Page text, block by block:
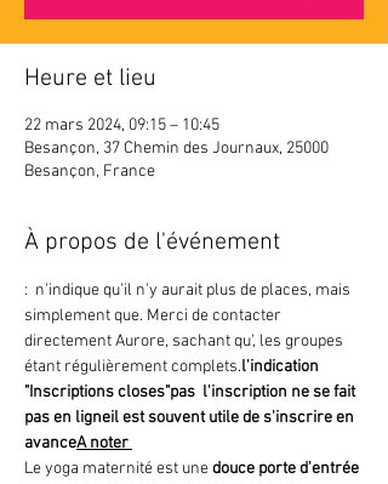
Heure et lieu
22 mars 2024, 09:15 – 10:45
Besançon, 37 Chemin des Journaux, 25000
Besançon, France
À propos de l'événement
: n'indique qu'il n'y aurait plus de places, mais
simplement que. Merci de contacter
directement Aurore, sachant qu', les groupes
étant régulièrement complets.l'indication
"Inscriptions closes"pas l'inscription ne se fait
pas en ligneil est souvent utile de s'inscrire en
avanceA noter
Le yoga maternité est une douce porte d'entrée